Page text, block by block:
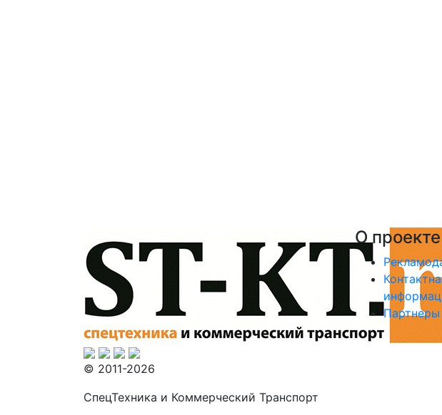
© 2011-2026
СпецТехника и Коммерческий Транспорт
О проекте
Партнеры